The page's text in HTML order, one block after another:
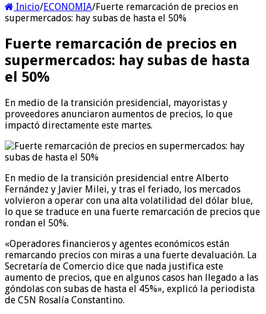
Inicio/ECONOMIA/Fuerte remarcación de precios en
supermercados: hay subas de hasta el 50%
Fuerte remarcación de precios en
supermercados: hay subas de hasta
el 50%
En medio de la transición presidencial, mayoristas y
proveedores anunciaron aumentos de precios, lo que
impactó directamente este martes.
En medio de la transición presidencial entre Alberto
Fernández y Javier Milei, y tras el feriado, los mercados
volvieron a operar con una alta volatilidad del dólar blue,
lo que se traduce en una fuerte remarcación de precios que
rondan el 50%.
«Operadores financieros y agentes económicos están
remarcando precios con miras a una fuerte devaluación. La
Secretaría de Comercio dice que nada justifica este
aumento de precios, que en algunos casos han llegado a las
góndolas con subas de hasta el 45%», explicó la periodista
de C5N Rosalía Constantino.